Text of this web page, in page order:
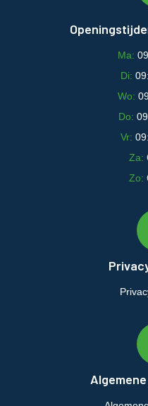
Ma:
Di:
Wo:
Do:
Vr:
Za:
Zo: